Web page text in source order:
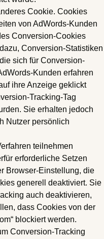
Cookie. Cookies
von AdWords-Kunden
Conversion-Cookies
Conversion-Statistiken
sich für Conversion-
Kunden erfahren
ihre Anzeige geklickt
Tracking-Tag
Sie erhalten jedoch
Nutzer persönlich
teilnehmen
erforderliche Setzen
Browser-Einstellung, die
generell deaktiviert. Sie
auch deaktivieren,
dass Cookies von der
blockiert werden.
Conversion-Tracking